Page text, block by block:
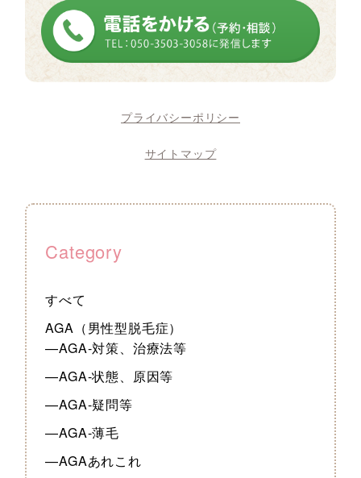
プライバシーポリシー
サイトマップ
Category
すべて
AGA（男性型脱毛症）
—AGA-対策、治療法等
—AGA-状態、原因等
—AGA-疑問等
—AGA-薄毛
—AGAあれこれ